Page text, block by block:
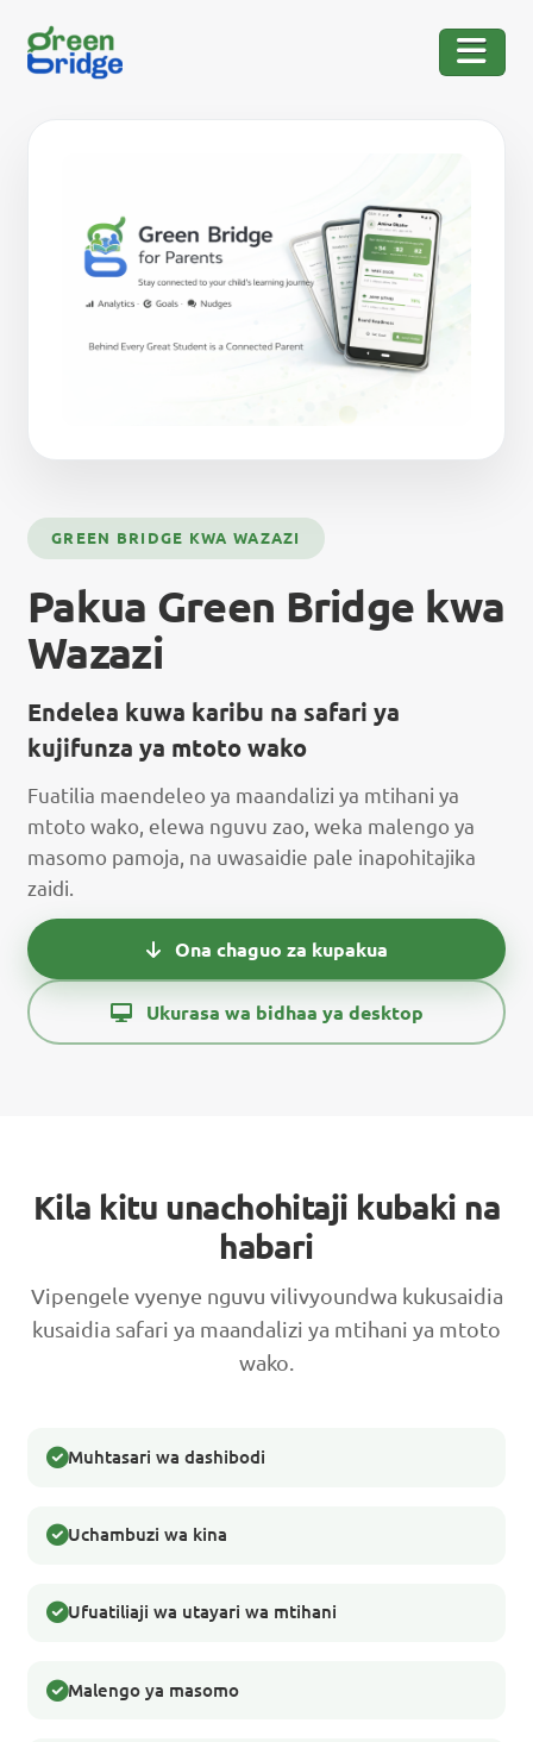
GREEN BRIDGE KWA WAZAZI
Pakua Green Bridge kwa
Wazazi
Endelea kuwa karibu na safari ya
kujifunza ya mtoto wako
Fuatilia maendeleo ya maandalizi ya mtihani ya
mtoto wako, elewa nguvu zao, weka malengo ya
masomo pamoja, na uwasaidie pale inapohitajika
zaidi.
Ona chaguo za kupakua
Ukurasa wa bidhaa ya desktop
Kila kitu unachohitaji kubaki na
habari
Vipengele vyenye nguvu vilivyoundwa kukusaidia
kusaidia safari ya maandalizi ya mtihani ya mtoto
wako.
Muhtasari wa dashibodi
Uchambuzi wa kina
Ufuatiliaji wa utayari wa mtihani
Malengo ya masomo